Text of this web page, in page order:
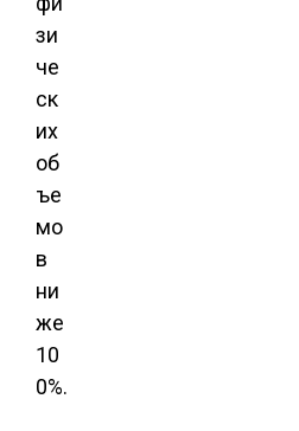
зи
че
ск
их
об
ъе
мо
в
ни
же
10
0%.